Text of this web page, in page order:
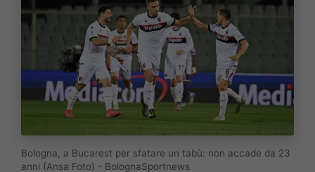
Bologna, a Bucarest per sfatare un tabù: non accade da 23
anni (Ansa Foto) - BolognaSportnews